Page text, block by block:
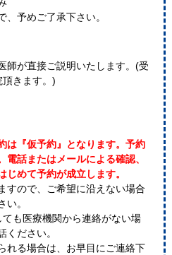
予めご了承下さい。
が直接ご説明いたします。(受
きます。)
は『仮予約』となります。予約
電話またはメールによる確認、
じめて予約が成立します。
ので、ご希望に沿えない場合
い。
も医療機関から連絡がない場
ください。
れる場合は、お早目にご連絡下